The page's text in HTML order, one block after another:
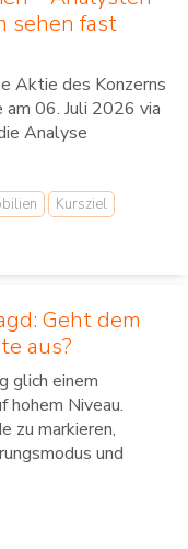
sehen fast
Aktie des Konzerns
06. Juli 2026 via
Analyse
Kursziel
Geht dem
aus?
glich einem
hohem Niveau.
zu markieren,
und